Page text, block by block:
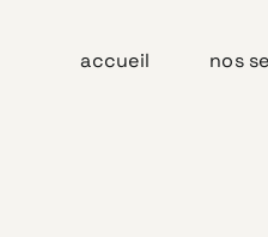
accueil nos